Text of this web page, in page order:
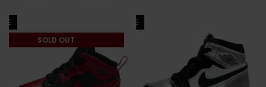
SALE
SOLD OUT